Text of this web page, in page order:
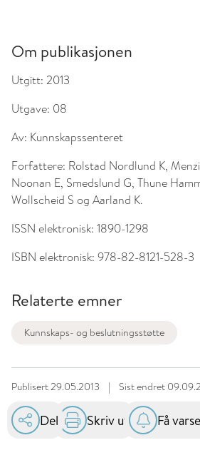
Om publikasjonen
Utgitt: 2013
Utgave: 08
Av: Kunnskapssenteret
Forfattere: Rolstad Nordlund K,
Noonan E, Smedslund G, Thune
Wollscheid S og Aarland K.
ISSN elektronisk: 1890-1298
ISBN elektronisk: 978-82-8121-528-3
Relaterte emner
Kunnskaps- og beslutningsstøtte
Publisert29.05.2013 | Sist endret
Del Skriv ut Få